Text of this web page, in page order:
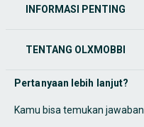
INFORMASI PENTING
TENTANG OLXMOBBI
Pertanyaan lebih lanjut?
Kamu bisa temukan